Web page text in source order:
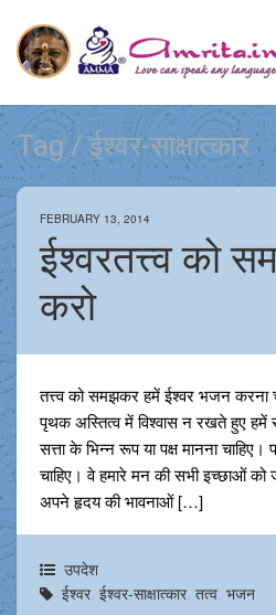
Tag / ईश्वर-साक्षात्कार
FEBRUARY 13, 2014
ईश्वरतत्त्व को
करो
तत्त्व को समझकर हमें ईश्वर भजन करना
पृथक अस्तित्व में विश्वास न रखते हुए हमें
सत्ता के भिन्न रूप या पक्ष मानना
चाहिए। वे हमारे मन की सभी इच्छाओं
अपने हृदय की भावनाओं […]
उपदेश
ईश्वर, ईश्वर-साक्षात्कार, तत्व, भजन